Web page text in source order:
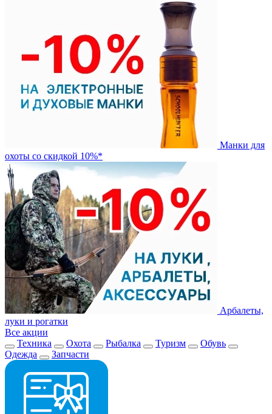
Манки для
охоты со скидкой 10%*
Арбалеты,
луки и рогатки
Все акции
Техника
Охота Рыбалка Туризм
Обувь
Одежда
Запчасти